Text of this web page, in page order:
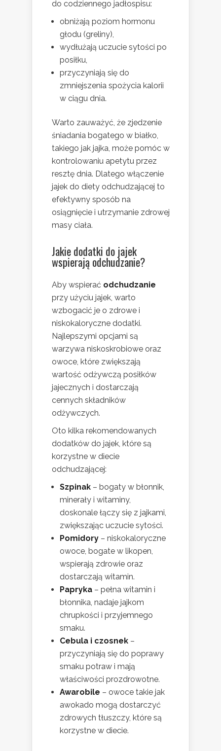
do codziennego jadłospisu:
obniżają poziom hormonu
głodu (greliny),
wydłużają uczucie sytości po
posiłku,
przyczyniają się do
zmniejszenia spożycia kalorii
w ciągu dnia.
Warto zauważyć, że zjedzenie
śniadania bogatego w białko,
takiego jak jajka, może pomóc w
kontrolowaniu apetytu przez
resztę dnia. Dlatego włączenie
jajek do diety odchudzającej to
efektywny sposób na
osiągnięcie i utrzymanie zdrowej
masy ciała.
Jakie dodatki do jajek
wspierają odchudzanie?
Aby wspierać odchudzanie
przy użyciu jajek, warto
wzbogacić je o zdrowe i
niskokaloryczne dodatki.
Najlepszymi opcjami są
warzywa niskoskrobiowe oraz
owoce, które zwiększają
wartość odżywczą posiłków
jajecznych i dostarczają
cennych składników
odżywczych.
Oto kilka rekomendowanych
dodatków do jajek, które są
korzystne w diecie
odchudzającej:
Szpinak – bogaty w błonnik,
minerały i witaminy,
doskonale łączy się z jajkami,
zwiększając uczucie sytości.
Pomidory – niskokaloryczne
owoce, bogate w likopen,
wspierają zdrowie oraz
dostarczają witamin.
Papryka – pełna witamin i
błonnika, nadaje jajkom
chrupkości i przyjemnego
smaku.
Cebula i czosnek –
przyczyniają się do poprawy
smaku potraw i mają
właściwości prozdrowotne.
Awarobile – owoce takie jak
awokado mogą dostarczyć
zdrowych tłuszczy, które są
korzystne w diecie.